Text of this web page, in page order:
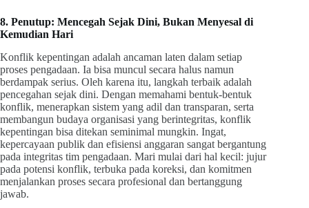
8. Penutup: Mencegah Sejak Dini, Bukan Menyesal di
Kemudian Hari
Konflik kepentingan adalah ancaman laten dalam setiap
proses pengadaan. Ia bisa muncul secara halus namun
berdampak serius. Oleh karena itu, langkah terbaik adalah
pencegahan sejak dini. Dengan memahami bentuk-bentuk
konflik, menerapkan sistem yang adil dan transparan, serta
membangun budaya organisasi yang berintegritas, konflik
kepentingan bisa ditekan seminimal mungkin. Ingat,
kepercayaan publik dan efisiensi anggaran sangat bergantung
pada integritas tim pengadaan. Mari mulai dari hal kecil: jujur
pada potensi konflik, terbuka pada koreksi, dan komitmen
menjalankan proses secara profesional dan bertanggung
jawab.